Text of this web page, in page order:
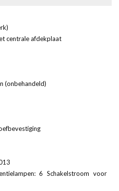
centrale afdekplaat
(onbehandeld)
6 Schakelstroom voor